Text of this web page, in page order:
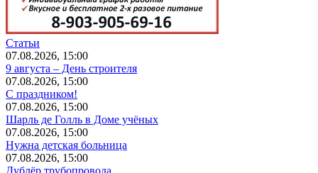
Статьи
07.08.2026, 15:00
9 августа – День строителя
07.08.2026, 15:00
С праздником!
07.08.2026, 15:00
Шарль де Голль в Доме учёных
07.08.2026, 15:00
Нужна детская больница
07.08.2026, 15:00
Дублёр трубопровода